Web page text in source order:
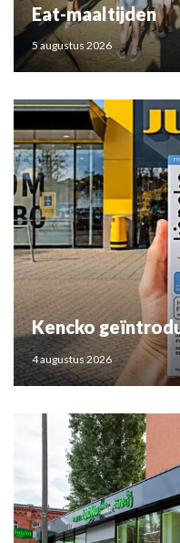
Eat-maaltijden
5 augustus 2026
Kencko
4 augustus 2026